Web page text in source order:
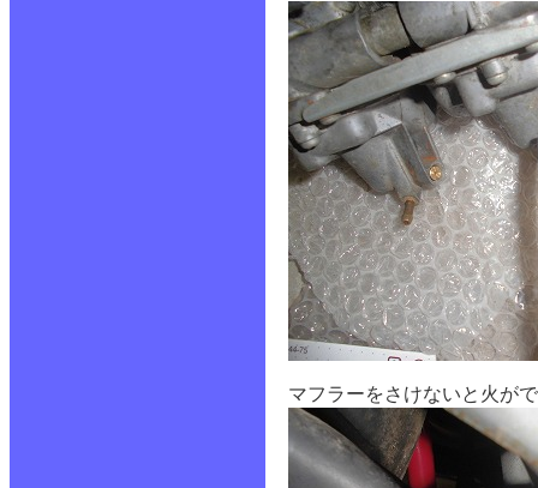
マフラーをさけないと火が